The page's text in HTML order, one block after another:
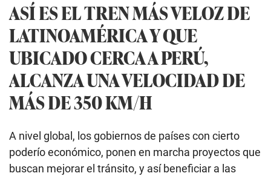
ASÍ ES EL TREN MÁS VELOZ DE
LATINOAMÉRICA Y QUE
UBICADO CERCA A PERÚ,
ALCANZA UNA VELOCIDAD DE
MÁS DE 350 KM/H
A nivel global, los gobiernos de países con cierto
poderío económico, ponen en marcha proyectos que
buscan mejorar el tránsito, y así beneficiar a las